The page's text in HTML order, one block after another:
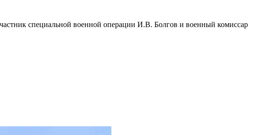
специальной военной операции И.В. Болгов и военный комиссар